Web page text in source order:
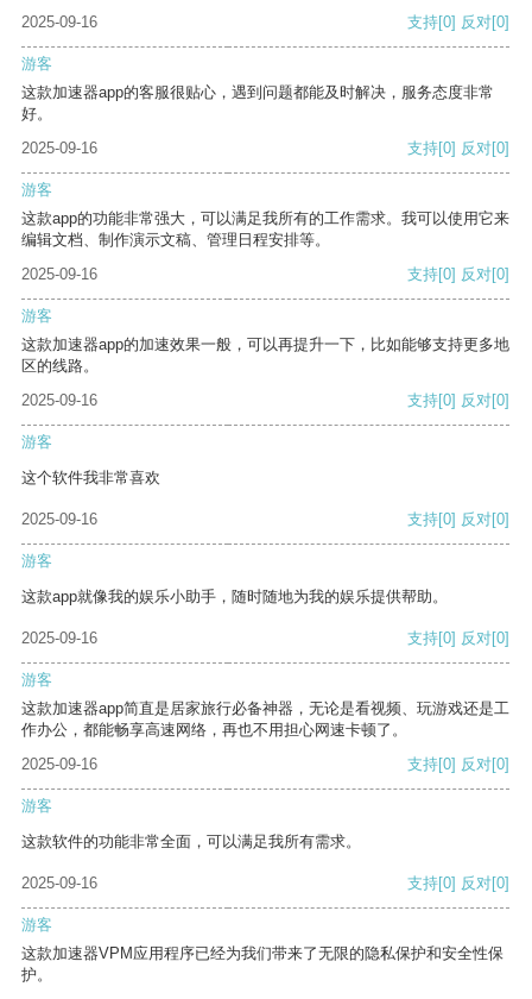
2025-09-16
支持[0] 反对[0]
游客
这款加速器app的客服很贴心，遇到问题都能及时解决，服务态度非常
好。
2025-09-16
支持[0] 反对[0]
游客
这款app的功能非常强大，可以满足我所有的工作需求。我可以使用它来
编辑文档、制作演示文稿、管理日程安排等。
2025-09-16
支持[0] 反对[0]
游客
这款加速器app的加速效果一般，可以再提升一下，比如能够支持更多地
区的线路。
2025-09-16
支持[0] 反对[0]
游客
这个软件我非常喜欢
2025-09-16 支持[0] 反对[0]
游客
这款app就像我的娱乐小助手，随时随地为我的娱乐提供帮助。
2025-09-16 支持[0] 反对[0]
游客
这款加速器app简直是居家旅行必备神器，无论是看视频、玩游戏还是工
作办公，都能畅享高速网络，再也不用担心网速卡顿了。
2025-09-16
支持[0] 反对[0]
游客
这款软件的功能非常全面，可以满足我所有需求。
2025-09-16 支持[0] 反对[0]
游客
这款加速器VPM应用程序已经为我们带来了无限的隐私保护和安全性保
护。